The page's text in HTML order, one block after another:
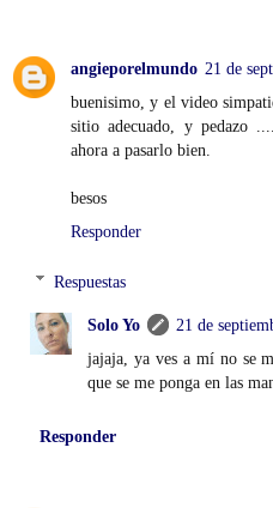
angieporelmundo 21 de
buenisimo, y el video
sitio adecuado, y pedazo
ahora a pasarlo bien.
besos
Responder
Respuestas
Solo Yo
21 de
jajaja, ya ves a mí no se
que se me ponga en las
Responder